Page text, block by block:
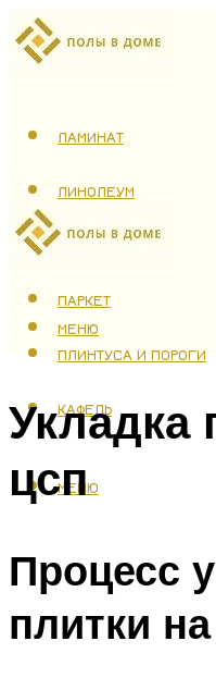
ЛАМИНАТ
ЛИНОЛЕУМ
ТЕПЛЫЙ ПОЛ
ПАРКЕТ
ПЛИНТУСА И ПОРОГИ
КАФЕЛЬ
МЕНЮ
МЕНЮ
Укладка
цсп
Процесс
плитки